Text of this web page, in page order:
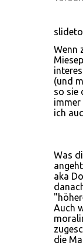
Wenn
(und
so sie
immer
ich
Was
aka
Auch
die